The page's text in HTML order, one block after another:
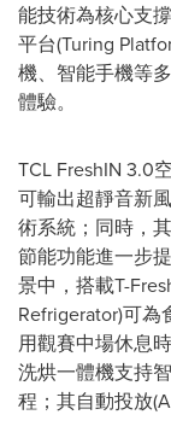
能技術為核心支
平台(Turing
機、智能手機等
體驗。
TCL FreshIN 3.0
可輸出超靜音新
術系統；同時，
節能功能進一步
景中，搭載T-
Refrigerator)可
用觀賽中場休息
洗烘一體機支持
程；其自動投放